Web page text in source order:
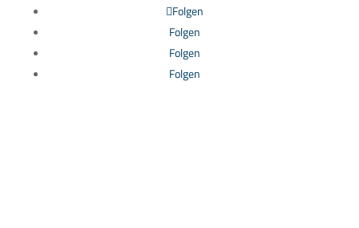
Folgen
Folgen
Folgen
Folgen